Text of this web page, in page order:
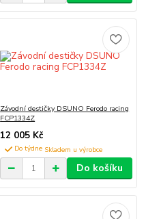
Závodní destičky DSUNO Ferodo racing
FCP1334Z
12 005 Kč
Do týdne
Do košíku